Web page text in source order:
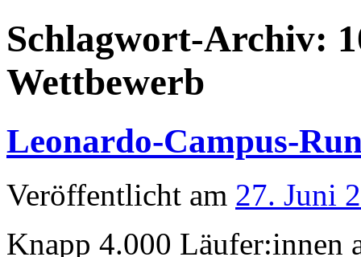
Schlagwort-Archiv:
Wettbewerb
Leonardo-Campus-
Veröffentlicht am 27. Juni
Knapp 4.000 Läufer:innen